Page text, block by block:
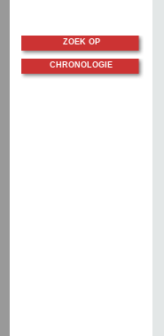
ZOEK OP
CHRONOLOGIE